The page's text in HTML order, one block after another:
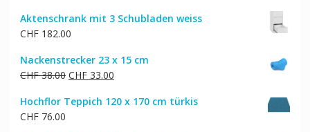
war:
ist:
Aktenschrank mit 3 Schubladen weiss
CHF182.00
Nackenstrecker 23 x 15 cm
CHF38.00 Ursprünglicher
war:
CHF33.00Aktueller
ist:
Hochflor Teppich 120 x 170 cm türkis
CHF76.00